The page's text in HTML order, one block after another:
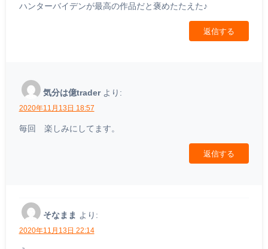
ハンターバイデンが最高の作品だと褒めたたえた♪
返信する
気分は億trader より:
2020年11月13日 18:57
毎回 楽しみにしてます。
返信する
そなまま より:
2020年11月13日 22:14